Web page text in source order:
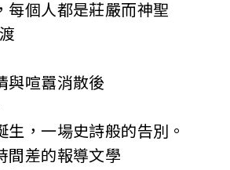
每個人都是莊嚴而神聖
與喧囂消散後
生，一場史詩般的告別。
間差的報導文學